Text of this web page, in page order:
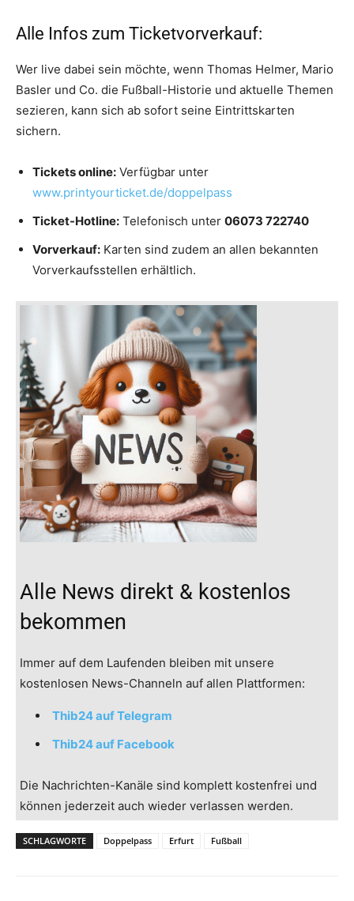
Alle Infos zum Ticketvorverkauf:
Wer live dabei sein möchte, wenn Thomas Helmer, Mario
Basler und Co. die Fußball-Historie und aktuelle Themen
sezieren, kann sich ab sofort seine Eintrittskarten
sichern.
Tickets online: Verfügbar unter
www.printyourticket.de/doppelpass
Ticket-Hotline: Telefonisch unter 06073 722740
Vorverkauf: Karten sind zudem an allen bekannten
Vorverkaufsstellen erhältlich.
Alle News direkt & kostenlos
bekommen
Immer auf dem Laufenden bleiben mit unsere
kostenlosen News-Channeln auf allen Plattformen:
Thib24 auf Telegram
Thib24 auf Facebook
Die Nachrichten-Kanäle sind komplett kostenfrei und
können jederzeit auch wieder verlassen werden.
SCHLAGWORTE Doppelpass Erfurt Fußball